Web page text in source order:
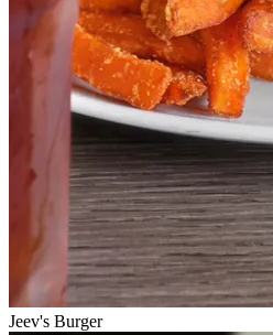
Jeev's Burger